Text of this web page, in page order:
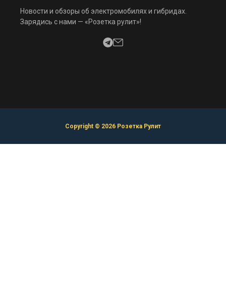
Новости и обзоры об электромобилях и гибридах.
Зарядись с нами — «Розетка рулит»!
Copyright © 2026 Розетка Рулит